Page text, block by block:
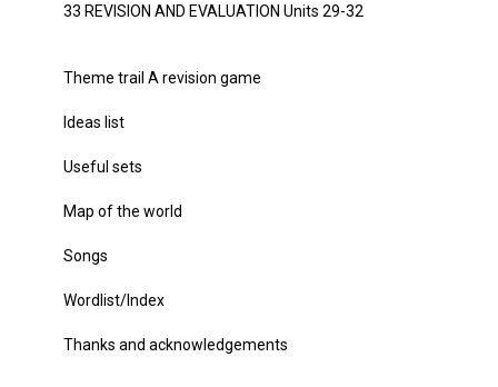
33 REVISION AND EVALUATION Units 29-32
Theme trail A revision game
Ideas list
Useful sets
Map of the world
Songs
Wordlist/lndex
Thanks and acknowledgements